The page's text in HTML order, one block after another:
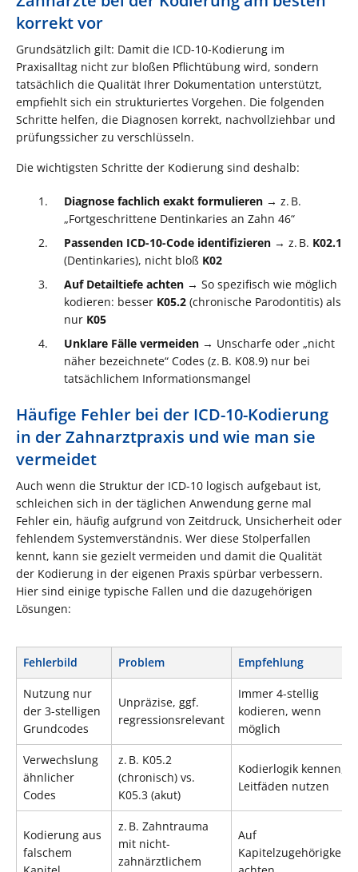
korrekt vor
Grundsätzlich gilt: Damit die ICD-10-Kodierung im
Praxisalltag nicht zur bloßen Pflichtübung wird, sondern
tatsächlich die Qualität Ihrer Dokumentation unterstützt,
empfiehlt sich ein strukturiertes Vorgehen. Die folgenden
Schritte helfen, die Diagnosen korrekt, nachvollziehbar und
prüfungssicher zu verschlüsseln.
Die wichtigsten Schritte der Kodierung sind deshalb:
Diagnose fachlich exakt formulieren → z. B.
„Fortgeschrittene Dentinkaries an Zahn 46“
Passenden ICD-10-Code identifizieren → z. B. K02.1
(Dentinkaries), nicht bloß K02
Auf Detailtiefe achten → So spezifisch wie möglich
kodieren: besser K05.2 (chronische Parodontitis) als
nur K05
Unklare Fälle vermeiden → Unscharfe oder „nicht
näher bezeichnete“ Codes (z. B. K08.9) nur bei
tatsächlichem Informationsmangel
Häufige Fehler bei der ICD-10-Kodierung
in der Zahnarztpraxis und wie man sie
vermeidet
Auch wenn die Struktur der ICD-10 logisch aufgebaut ist,
schleichen sich in der täglichen Anwendung gerne mal
Fehler ein, häufig aufgrund von Zeitdruck, Unsicherheit oder
fehlendem Systemverständnis. Wer diese Stolperfallen
kennt, kann sie gezielt vermeiden und damit die Qualität
der Kodierung in der eigenen Praxis spürbar verbessern.
Hier sind einige typische Fallen und die dazugehörigen
Lösungen:
Fehlerbild Problem Empfehlung
Nutzung nur
der 3-stelligen
Grundcodes
Unpräzise, ggf.
regressionsrelevant
Immer 4-stellig
kodieren, wenn
möglich
Verwechslung
ähnlicher
Codes
z. B. K05.2
(chronisch) vs.
K05.3 (akut)
Kodierlogik kennen,
Leitfäden nutzen
Kodierung aus
falschem
z. B. Zahntrauma
mit nicht-
zahnärztlichem
Auf
Kapitelzugehörigkeit